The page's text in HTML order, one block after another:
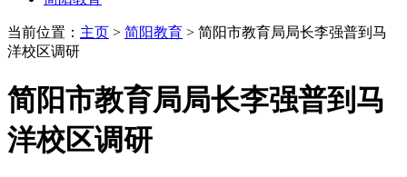
当前位置： 主页 > 简阳教育 > 简阳市教育局局长李强普到马
洋校区调研
简阳市教育局局长李强普到马
洋校区调研